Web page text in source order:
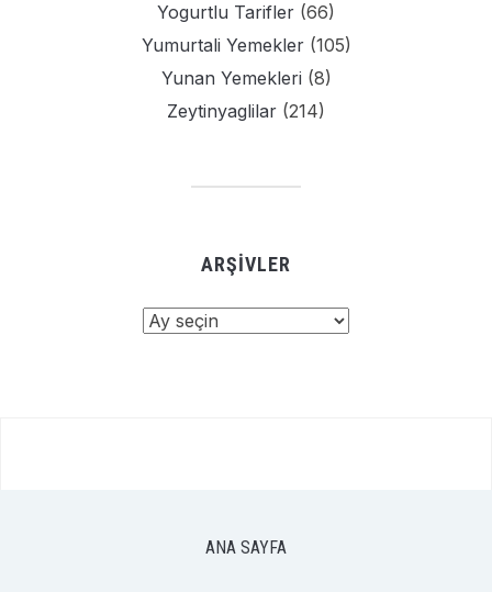
Yogurtlu Tarifler (66)
Yumurtali Yemekler(105)
Yunan Yemekleri (8)
Zeytinyaglilar (214)
ARŞIVLER
ANA SAYFA